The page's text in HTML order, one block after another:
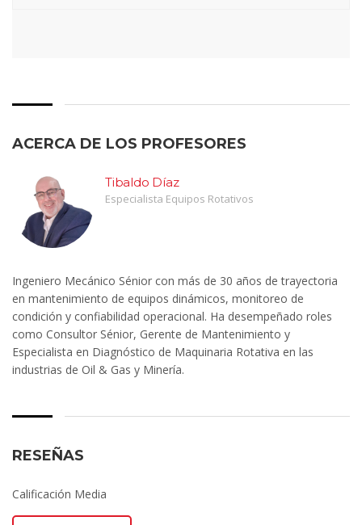
ACERCA DE LOS PROFESORES
Tibaldo Díaz
Especialista Equipos Rotativos
Ingeniero Mecánico Sénior con más de 30 años de trayectoria
en mantenimiento de equipos dinámicos, monitoreo de
condición y confiabilidad operacional. Ha desempeñado roles
como Consultor Sénior, Gerente de Mantenimiento y
Especialista en Diagnóstico de Maquinaria Rotativa en las
industrias de Oil & Gas y Minería.
RESEÑAS
Calificación Media